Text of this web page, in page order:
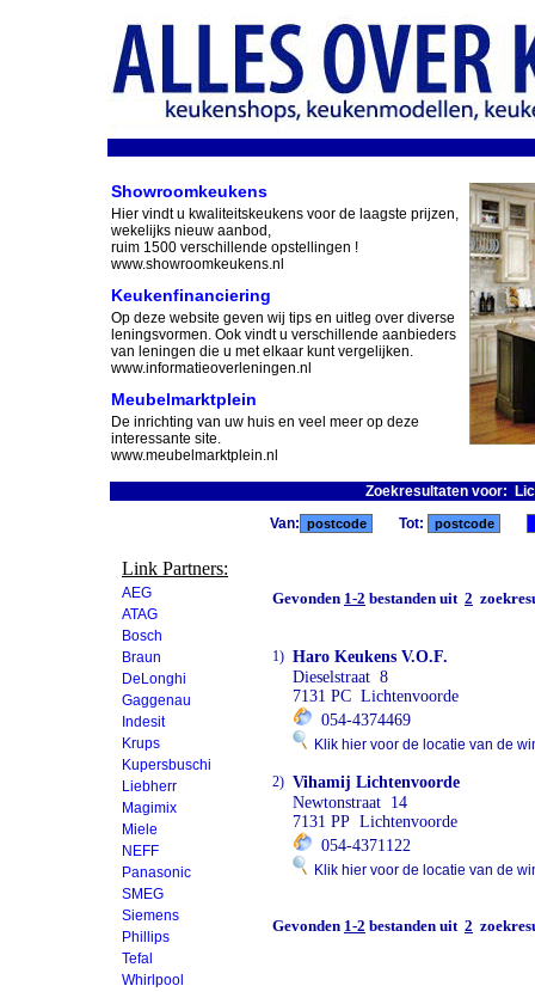
Showroomkeukens
Hier vindt u kwaliteitskeukens voor de laagste prijzen,
wekelijks nieuw aanbod,
ruim 1500 verschillende opstellingen !
www.showroomkeukens.nl
Keukenfinanciering
Op deze website geven wij tips en uitleg over diverse
leningsvormen. Ook vindt u verschillende aanbieders
van leningen die u met elkaar kunt vergelijken.
www.informatieoverleningen.nl
Meubelmarktplein
De inrichting van uw huis en veel meer op deze
interessante site.
www.meubelmarktplein.nl
Zoekresultaten voor:
Link Partners:
AEG
ATAG
Bosch
Braun
DeLonghi
Gaggenau
Indesit
Krups
Kupersbuschi
Liebherr
Magimix
Miele
NEFF
Panasonic
SMEG
Siemens
Phillips
Tefal
Whirlpool
Van: Tot:
Gevonden 1-2 bestanden uit 2
1) Haro Keukens V.O.F.
Dieselstraat 8
7131 PC Lichtenvoorde
054-4374469
Klik hier voor de locatie van de
2) Vihamij Lichtenvoorde
Newtonstraat 14
7131 PP Lichtenvoorde
054-4371122
Klik hier voor de locatie van de
Gevonden 1-2 bestanden uit 2